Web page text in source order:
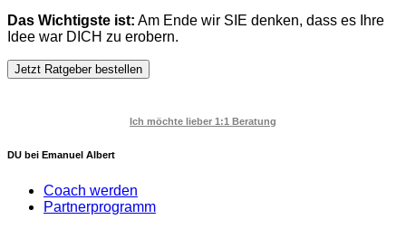
Das Wichtigste ist: Am Ende wir SIE denken, dass es Ihre
Idee war DICH zu erobern.
Jetzt Ratgeber bestellen
Ich möchte lieber 1:1 Beratung
DU bei Emanuel Albert
Coach werden
Partnerprogramm